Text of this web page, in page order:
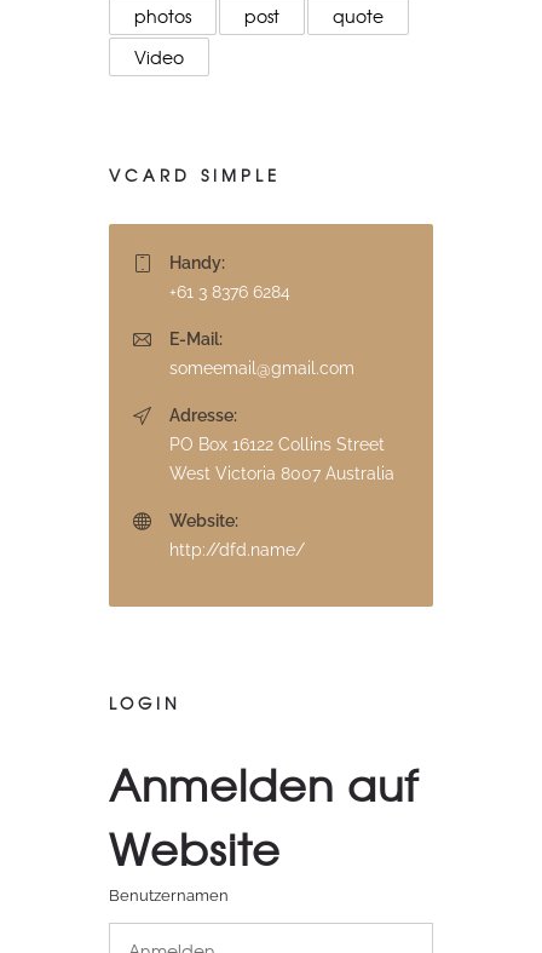
photos
post
quote
Video
VCARD SIMPLE
Handy:
+61 3 8376 6284
E-Mail:
someemail@gmail.com
Adresse:
PO Box 16122 Collins Street
West Victoria 8007 Australia
Website:
http://dfd.name/
LOGIN
Anmelden auf
Website
Benutzernamen